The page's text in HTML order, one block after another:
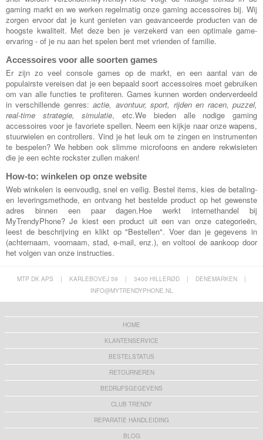
gaming markt en we werken regelmatig onze gaming accessoires bij. Wij
zorgen ervoor dat je kunt genieten van geavanceerde producten van de
hoogste kwaliteit. Met deze ben je verzekerd van een optimale game-
ervaring - of je nu aan het spelen bent met vrienden of familie.
Accessoires voor alle soorten games
Er zijn zo veel console games op de markt, en een aantal van de
populairste vereisen dat je een bepaald soort accessoires moet gebruiken
om van alle functies te profiteren. Games kunnen worden onderverdeeld
in verschillende genres:actie, avontuur, sport, rijden en racen, puzzel,
real-time strategie, simulatie, etc.We bieden alle nodige gaming
accessoires voor je favoriete spellen. Neem een kijkje naar onze wapens,
stuurwielen en controllers. Vind je het leuk om te zingen en instrumenten
te bespelen? We hebben ook slimme microfoons en andere rekwisieten
die je een echte rockster zullen maken!
How-to: winkelen op onze website
Web winkelen is eenvoudig, snel en veilig. Bestel items, kies de betaling-
en leveringsmethode, en ontvang het bestelde product op het gewenste
adres binnen een paar dagen.Hoe werkt internethandel bij
MyTrendyPhone? Je kiest een product uit een van onze categorieën,
leest de beschrijving en klikt op "Bestellen". Voer dan je gegevens in
(achternaam, voornaam, stad, e-mail, enz.), en voltooi de aankoop door
het volgen van onze instructies.
MTP DK APS | KARLEBOVEJ 59 | 3400 HILLERØD | DENEMARKEN
|
INFO@MYTRENDYPHONE.NL
HOME
KLANTENSERVICE
BESTELSTATUS
RETOURNEREN
BEDRIJFSGEGEVENS
CLUB TRENDY
REPARATIE HANDLEIDING
BLOG